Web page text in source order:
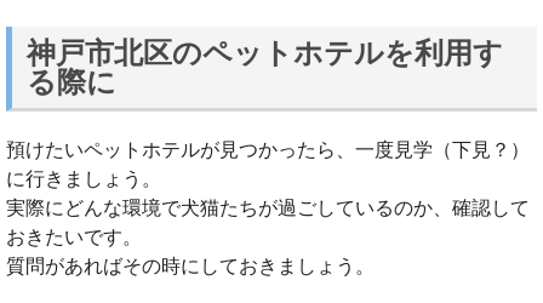
神戸市北区のペットホテルを利用す
る際に
預けたいペットホテルが見つかったら、一度見学（下見？）
に行きましょう。
実際にどんな環境で犬猫たちが過ごしているのか、確認して
おきたいです。
質問があればその時にしておきましょう。